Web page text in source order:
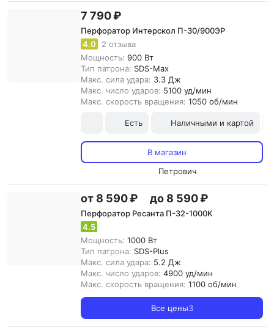
7 790 ₽
Перфоратор Интерскол П-30/900ЭР
4.0
2 отзыва
Мощность: 900 Вт
Тип патрона: SDS-Max
Макс. сила удара: 3.3 Дж
Макс. число ударов: 5100 уд/мин
Макс. скорость вращения: 1050 об/мин
Есть Наличными и картой
В магазин
Петрович
от 8 590 ₽ до 8 590 ₽
Перфоратор Ресанта П-32-1000K
4.5
Мощность: 1000 Вт
Тип патрона: SDS-Plus
Макс. сила удара: 5.2 Дж
Макс. число ударов: 4900 уд/мин
Макс. скорость вращения: 1100 об/мин
Все цены3